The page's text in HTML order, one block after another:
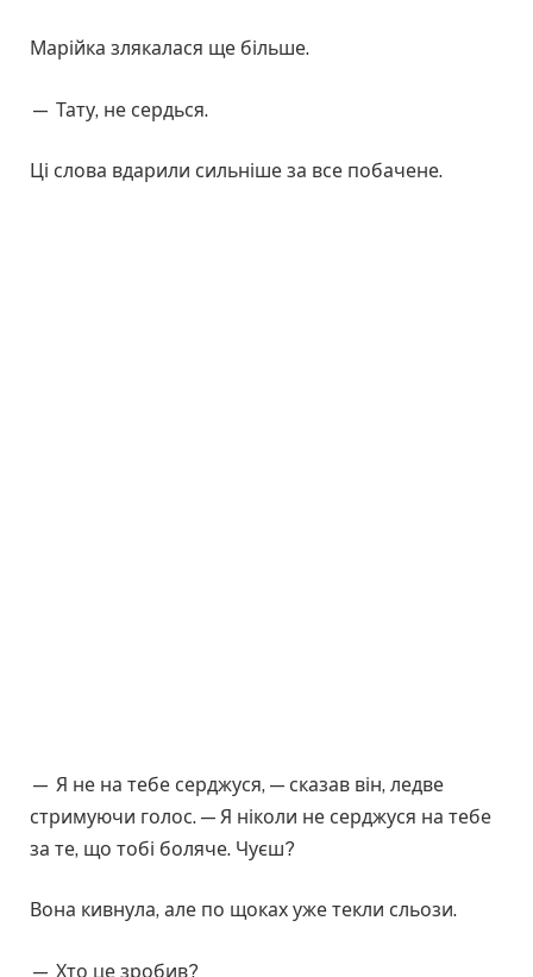
Марійка злякалася ще більше.
— Тату, не сердься.
Ці слова вдарили сильніше за все побачене.
— Я не на тебе серджуся, — сказав він, ледве
стримуючи голос. — Я ніколи не серджуся на тебе
за те, що тобі боляче. Чуєш?
Вона кивнула, але по щоках уже текли сльози.
— Хто це зробив?